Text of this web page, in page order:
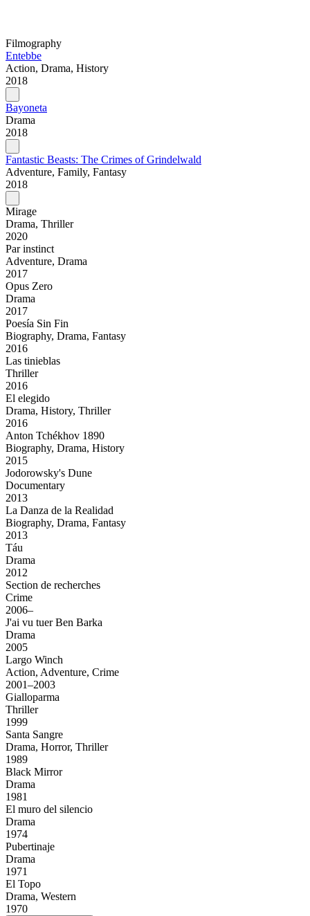
Filmography
Entebbe
Action, Drama, History
2018
Bayoneta
Drama
2018
Fantastic Beasts: The Crimes of Grindelwald
Adventure, Family, Fantasy
2018
Mirage
Drama, Thriller
2020
Par instinct
Adventure, Drama
2017
Opus Zero
Drama
2017
Poesía Sin Fin
Biography, Drama, Fantasy
2016
Las tinieblas
Thriller
2016
El elegido
Drama, History, Thriller
2016
Anton Tchékhov 1890
Biography, Drama, History
2015
Jodorowsky's Dune
Documentary
2013
La Danza de la Realidad
Biography, Drama, Fantasy
2013
Táu
Drama
2012
Section de recherches
Crime
2006–
J'ai vu tuer Ben Barka
Drama
2005
Largo Winch
Action, Adventure, Crime
2001–2003
Gialloparma
Thriller
1999
Santa Sangre
Drama, Horror, Thriller
1989
Black Mirror
Drama
1981
El muro del silencio
Drama
1974
Pubertinaje
Drama
1971
El Topo
Drama, Western
1970